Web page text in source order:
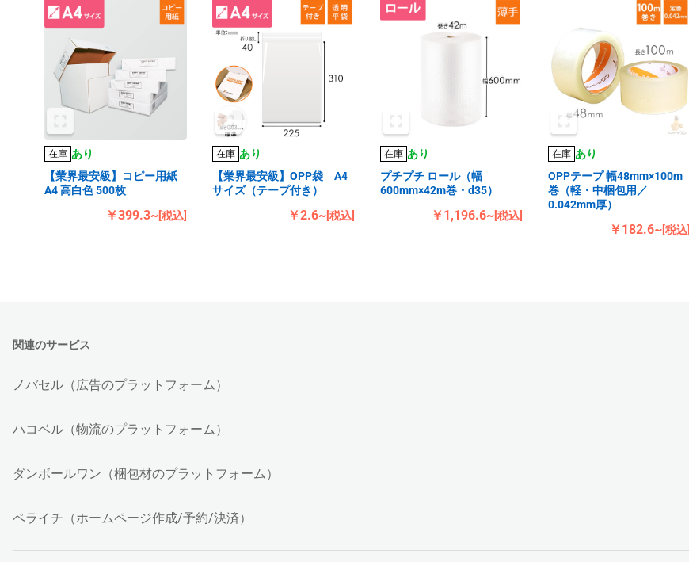
在庫 あり
【業界最安級】コピー用紙
A4 高白色 500枚
￥399.3~[税込]
在庫 あり
【業界最安級】OPP袋 A4
サイズ（テープ付き）
￥2.6~[税込]
在庫 あり
プチプチ ロール（幅
600mm×42m巻・d35）
￥1,196.6~[税込]
在庫 あり
OPPテープ 幅48mm×100m
巻（軽・中梱包用／
0.042mm厚）
￥182.6~[税込]
関連のサービス
ノバセル（広告のプラットフォーム）
ハコベル（物流のプラットフォーム）
ダンボールワン（梱包材のプラットフォーム）
ペライチ（ホームページ作成/予約/決済）